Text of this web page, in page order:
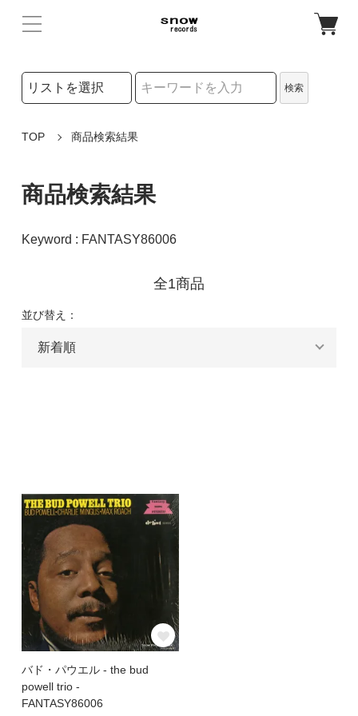
検索リストの選択
検索
TOP 商品検索結果
商品検索結果
Keyword : FANTASY86006
全1商品
並び替え：
バド・パウエル - the bud
powell trio -
FANTASY86006